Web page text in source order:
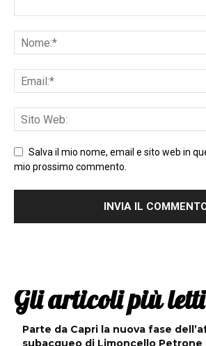
Salva il mio nome, email e sito web in
mio prossimo commento.
Gli articoli più letti
Parte da Capri la nuova fase
subacqueo di Limoncello Petrone